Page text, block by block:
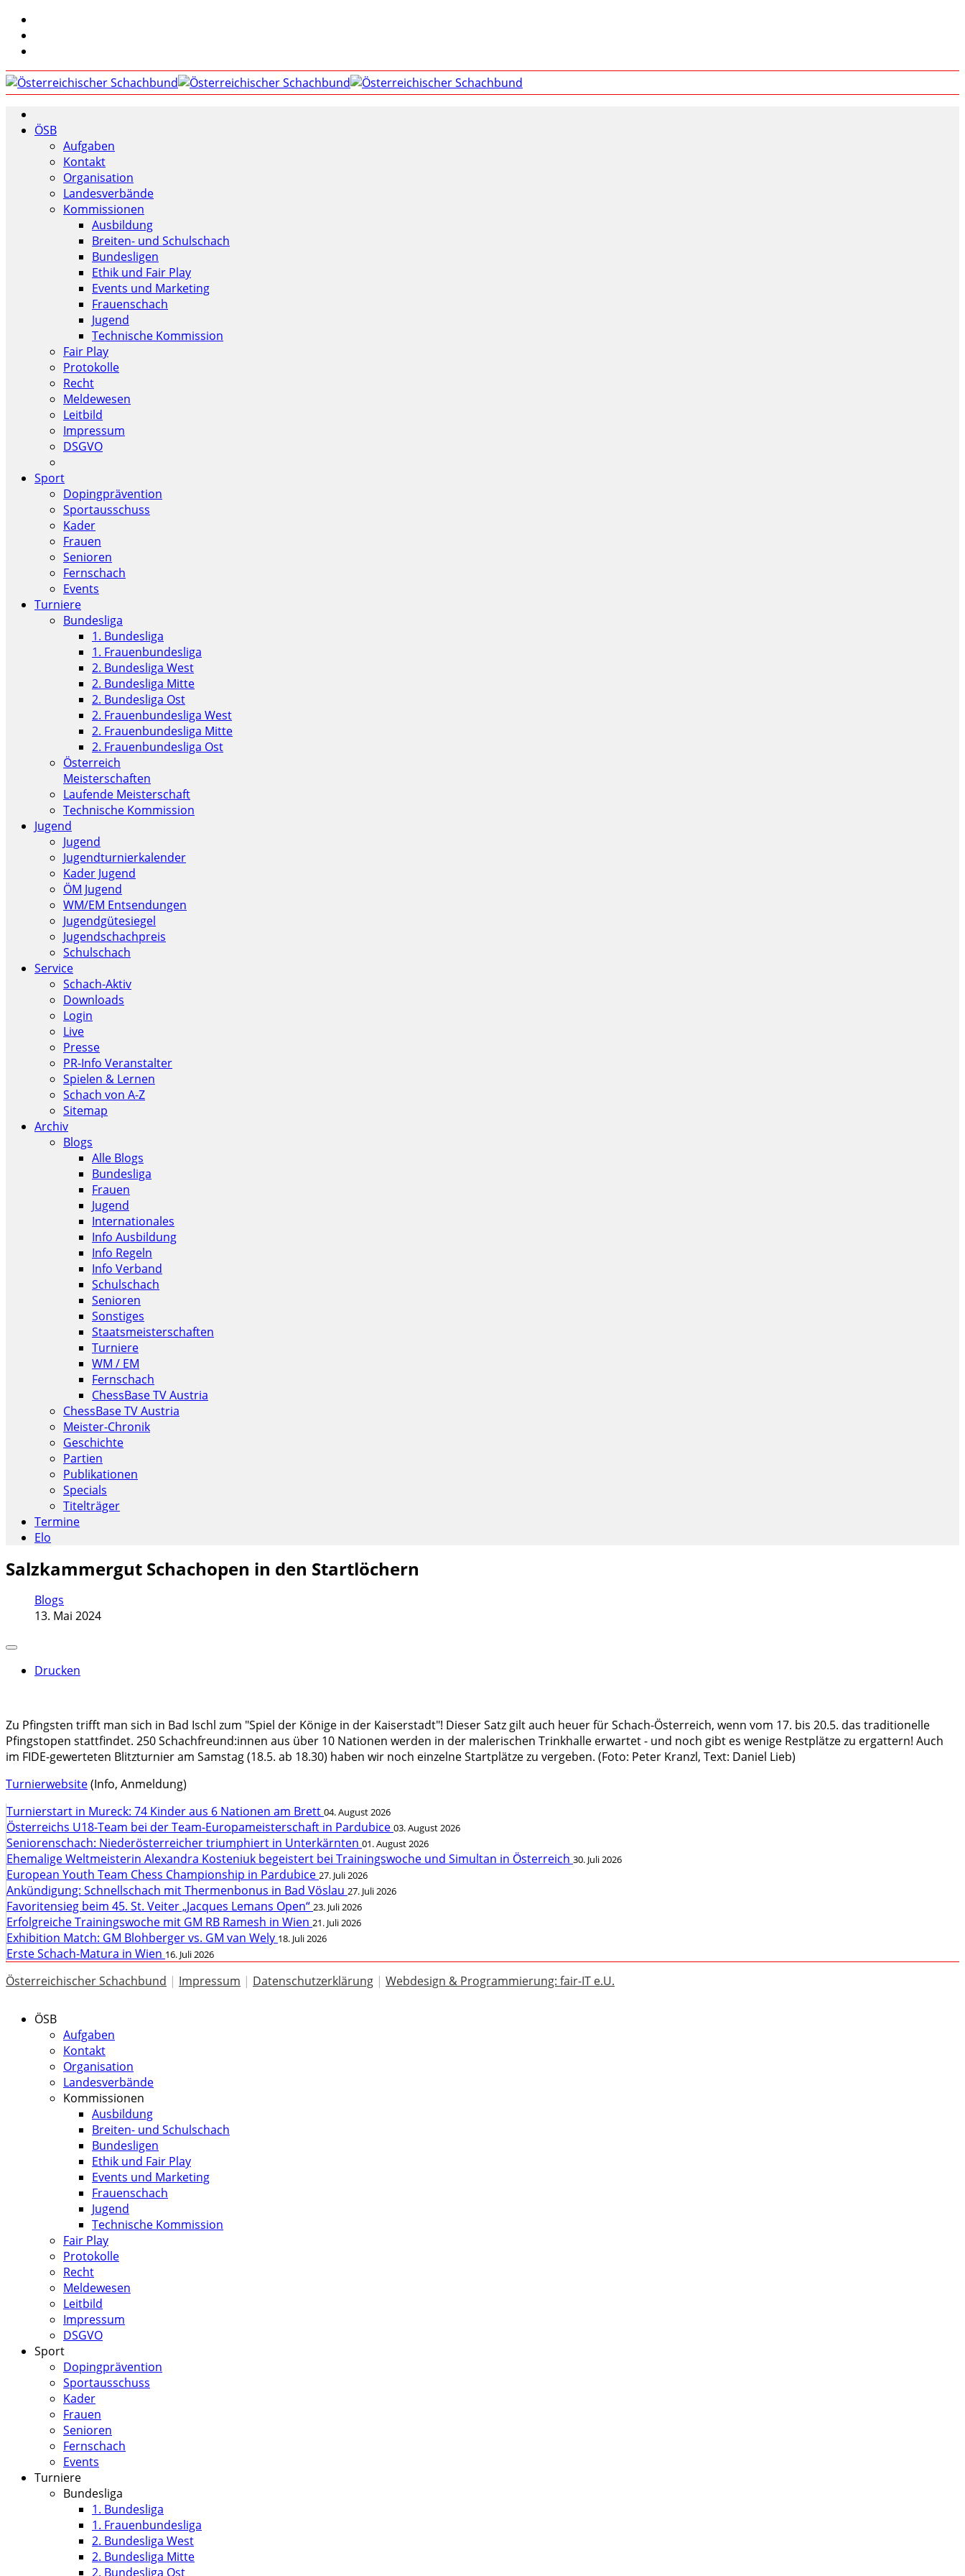
ÖSB
Aufgaben
Kontakt
Organisation
Landesverbände
Kommissionen
Ausbildung
Breiten- und Schulschach
Bundesligen
Ethik und Fair Play
Events und Marketing
Frauenschach
Jugend
Technische Kommission
Fair Play
Protokolle
Recht
Meldewesen
Leitbild
Impressum
DSGVO
Sport
Dopingprävention
Sportausschuss
Kader
Frauen
Senioren
Fernschach
Events
Turniere
Bundesliga
1. Bundesliga
1. Frauenbundesliga
2. Bundesliga West
2. Bundesliga Mitte
2. Bundesliga Ost
2. Frauenbundesliga West
2. Frauenbundesliga Mitte
2. Frauenbundesliga Ost
Österreich
Meisterschaften
Laufende Meisterschaft
Technische Kommission
Jugend
Jugend
Jugendturnierkalender
Kader Jugend
ÖM Jugend
WM/EM Entsendungen
Jugendgütesiegel
Jugendschachpreis
Schulschach
Service
Schach-Aktiv
Downloads
Login
Live
Presse
PR-Info Veranstalter
Spielen & Lernen
Schach von A-Z
Sitemap
Archiv
Blogs
Alle Blogs
Bundesliga
Frauen
Jugend
Internationales
Info Ausbildung
Info Regeln
Info Verband
Schulschach
Senioren
Sonstiges
Staatsmeisterschaften
Turniere
WM / EM
Fernschach
ChessBase TV Austria
ChessBase TV Austria
Meister-Chronik
Geschichte
Partien
Publikationen
Specials
Titelträger
Termine
Elo
Salzkammergut Schachopen in den Startlöchern
Blogs
13. Mai 2024
Drucken
Zu Pfingsten trifft man sich in Bad Ischl zum "Spiel der Könige in der Kaiserstadt"! Dieser Satz gilt auch heuer für Schach-Österreich, wenn vom 17. bis 20.5. das traditionelle
Pfingstopen stattfindet. 250 Schachfreund:innen aus über 10 Nationen werden in der malerischen Trinkhalle erwartet - und noch gibt es wenige Restplätze zu ergattern! Auch
im FIDE-gewerteten Blitzturnier am Samstag (18.5. ab 18.30) haben wir noch einzelne Startplätze zu vergeben. (Foto: Peter Kranzl, Text: Daniel Lieb)
Turnierwebsite(Info, Anmeldung)
Turnierstart in Mureck: 74 Kinder aus 6 Nationen am Brett 04. August 2026
Österreichs U18-Team bei der Team-Europameisterschaft in Pardubice 03. August 2026
Seniorenschach: Niederösterreicher triumphiert in Unterkärnten 01. August 2026
Ehemalige Weltmeisterin Alexandra Kosteniuk begeistert bei Trainingswoche und Simultan in Österreich 30. Juli 2026
European Youth Team Chess Championship in Pardubice 27. Juli 2026
Ankündigung: Schnellschach mit Thermenbonus in Bad Vöslau 27. Juli 2026
Favoritensieg beim 45. St. Veiter „Jacques Lemans Open“ 23. Juli 2026
Erfolgreiche Trainingswoche mit GM RB Ramesh in Wien 21. Juli 2026
Exhibition Match: GM Blohberger vs. GM van Wely 18. Juli 2026
Erste Schach-Matura in Wien 16. Juli 2026
Österreichischer Schachbund | Impressum | Datenschutzerklärung | Webdesign & Programmierung: fair-IT e.U.
ÖSB
Aufgaben
Kontakt
Organisation
Landesverbände
Kommissionen
Ausbildung
Breiten- und Schulschach
Bundesligen
Ethik und Fair Play
Events und Marketing
Frauenschach
Jugend
Technische Kommission
Fair Play
Protokolle
Recht
Meldewesen
Leitbild
Impressum
DSGVO
Sport
Dopingprävention
Sportausschuss
Kader
Frauen
Senioren
Fernschach
Events
Turniere
Bundesliga
1. Bundesliga
1. Frauenbundesliga
2. Bundesliga West
2. Bundesliga Mitte
2. Bundesliga Ost